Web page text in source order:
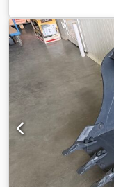
Wyposażenie:
S190 3D screenr
Ezofx Ab Roa Only
6100x1550 mm
deck area
CAT C4.4 Weight
arrange shipping to